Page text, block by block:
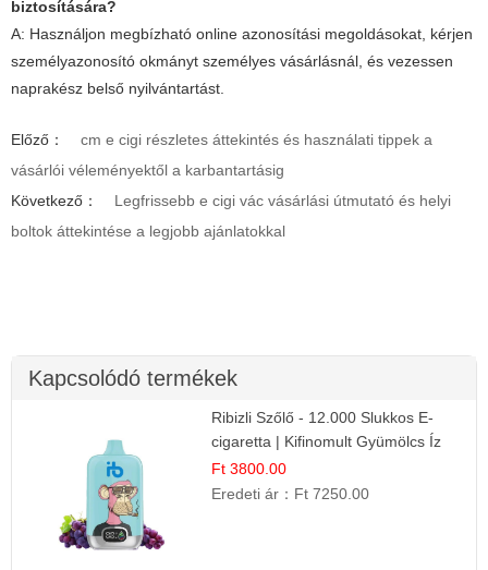
biztosítására?
A: Használjon megbízható online azonosítási megoldásokat, kérjen
személyazonosító okmányt személyes vásárlásnál, és vezessen
naprakész belső nyilvántartást.
Előző：
cm e cigi részletes áttekintés és használati tippek a
vásárlói véleményektől a karbantartásig
Következő：
Legfrissebb e cigi vác vásárlási útmutató és helyi
boltok áttekintése a legjobb ajánlatokkal
Kapcsolódó termékek
Ribizli Szőlő - 12.000 Slukkos E-
cigaretta | Kifinomult Gyümölcs Íz
Ft 3800.00
Eredeti ár： Ft 7250.00